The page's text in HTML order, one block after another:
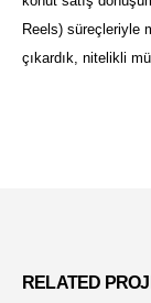
Reels) süreçleriyle
çıkardık, nitelikli
RELATED